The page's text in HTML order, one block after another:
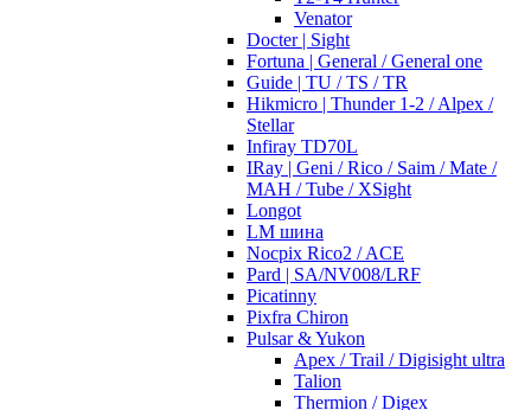
Venator
Docter | Sight
Fortuna | General / General one
Guide | TU / TS / TR
Hikmicro | Thunder 1-2 / Alpex /
Stellar
Infiray TD70L
IRay | Geni / Rico / Saim / Mate /
MAH / Tube / XSight
Longot
LM шина
Nocpix Rico2 / ACE
Pard | SA/NV008/LRF
Picatinny
Pixfra Chiron
Pulsar & Yukon
Apex / Trail / Digisight ultra
Talion
Thermion / Digex